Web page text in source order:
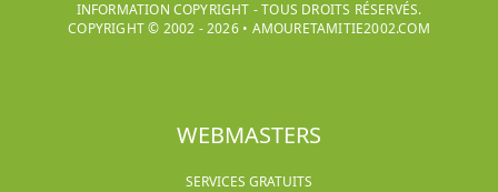
INFORMATION COPYRIGHT - TOUS DROITS RÉSERVÉS.
COPYRIGHT © 2002 -2026• AMOURETAMITIE2002.COM
WEBMASTERS
SERVICES GRATUITS